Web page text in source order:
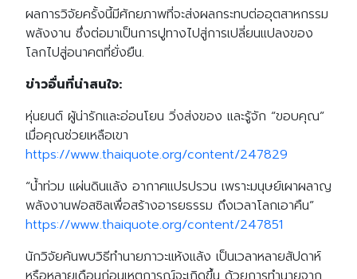
ผลการวิจัยครั้งนี้มีศักยภาพที่จะส่งผลกระทบต่ออุตสาหกรรม
พลังงาน ซึ่งต่อมาเป็นการปูทางไปสู่การเปลี่ยนแปลงของ
โลกไปสู่อนาคตที่ยั่งยืน.
ข่าวอื่นที่น่าสนใจ:
หุ่นยนต์ ผู้น่ารักและอ่อนโยน วิ่งส่งของ และรู้จัก “ขอบคุณ”
เมื่อคุณช่วยเหลือเขา
https://www.thaiquote.org/content/247829
“น้ำท่วม แผ่นดินแล้ง อากาศแปรปรวน เพราะมนุษย์เผาผลาญ
พลังงานฟอสซิลเพื่อสร้างอารยธรรม ถึงเวลาโลกเอาคืน”
https://www.thaiquote.org/content/247851
นักวิจัยค้นพบวิธีทำนายภาวะแห้งแล้ง เป็นเวลาหลายสัปดาห์